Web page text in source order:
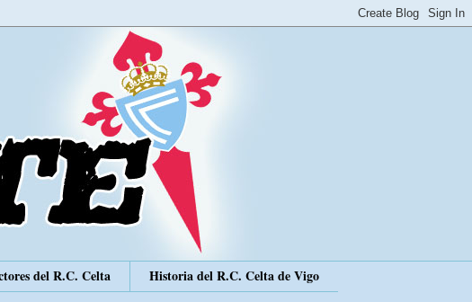
del R.C. Celta
Historia del R.C. Celta de Vigo